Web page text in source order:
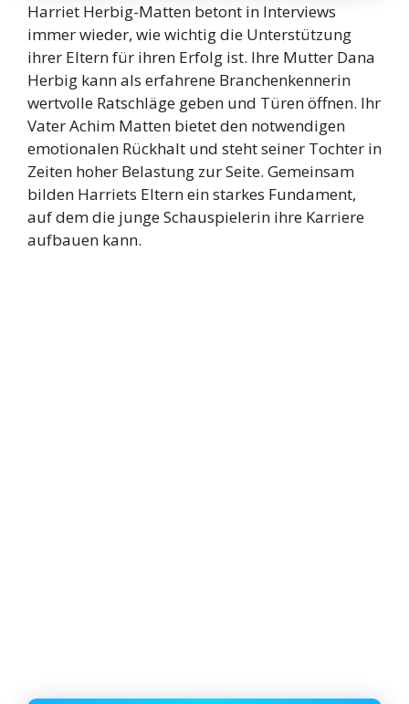
Harriet Herbig-Matten betont in Interviews
immer wieder, wie wichtig die Unterstützung
ihrer Eltern für ihren Erfolg ist. Ihre Mutter Dana
Herbig kann als erfahrene Branchenkennerin
wertvolle Ratschläge geben und Türen öffnen. Ihr
Vater Achim Matten bietet den notwendigen
emotionalen Rückhalt und steht seiner Tochter in
Zeiten hoher Belastung zur Seite. Gemeinsam
bilden Harriets Eltern ein starkes Fundament,
auf dem die junge Schauspielerin ihre Karriere
aufbauen kann.